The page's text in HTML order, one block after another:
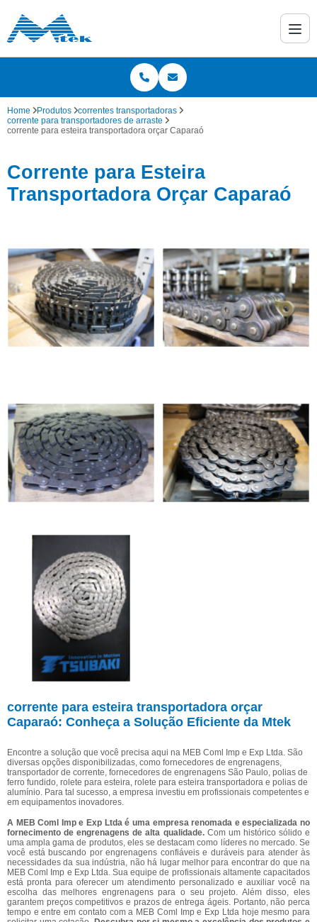
Home Produtos
correntes transportadoras
corrente para transportadores de arraste
corrente para esteira transportadora orçar Caparaó
Corrente para Esteira
Transportadora Orçar Caparaó
corrente para esteira transportadora orçar
Caparaó: Conheça a Solução Eficiente da Mtek
Encontre a solução que você precisa aqui na MEB Coml Imp e Exp Ltda. São
diversas opções disponibilizadas, como fornecedores de engrenagens,
transportador de corrente, fornecedores de engrenagens São Paulo, polias de
ferro fundido, rolete para esteira, rolete para esteira transportadora e polias de
alumínio. Para tal sucesso, a empresa investiu em profissionais competentes e
em equipamentos inovadores.
A MEB Coml Imp e Exp Ltda é uma empresa renomada e especializada no
fornecimento de engrenagens de alta qualidade.Com um histórico sólido e
uma ampla gama de produtos, eles se destacam como líderes no mercado. Se
você está buscando por engrenagens confiáveis e duráveis para atender às
necessidades da sua indústria, não há lugar melhor para encontrar do que na
MEB Coml Imp e Exp Ltda. Sua equipe de profissionais altamente capacitados
está pronta para oferecer um atendimento personalizado e auxiliar você na
escolha das melhores engrenagens para o seu projeto. Além disso, eles
garantem preços competitivos e prazos de entrega ágeis. Portanto, não perca
tempo e entre em contato com a MEB Coml Imp e Exp Ltda hoje mesmo para